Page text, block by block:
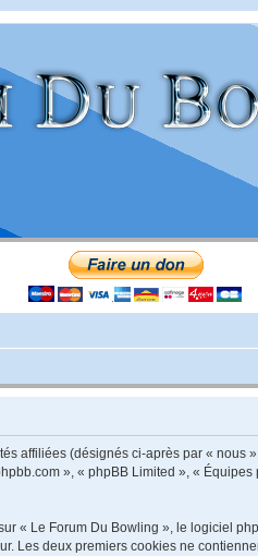
affiliées (désignés ci-après par « nous
», « phpBB Limited », «
« Le Forum Du Bowling », le logiciel
Les deux premiers cookies ne